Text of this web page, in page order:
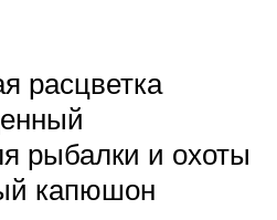
расцветка
рыбалки и охоты
капюшон